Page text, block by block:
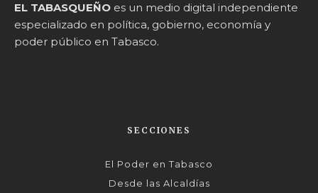
EL TABASQUEÑO es un medio digital independiente
especializado en política, gobierno, economía y
poder público en Tabasco.
SECCIONES
El Poder en Tabasco
Desde las Alcaldías